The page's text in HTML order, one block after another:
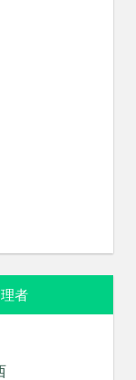
者